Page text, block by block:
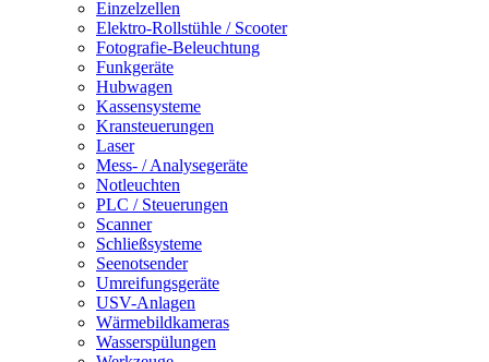
Einzelzellen
Elektro-Rollstühle / Scooter
Fotografie-Beleuchtung
Funkgeräte
Hubwagen
Kassensysteme
Kransteuerungen
Laser
Mess- / Analysegeräte
Notleuchten
PLC / Steuerungen
Scanner
Schließsysteme
Seenotsender
Umreifungsgeräte
USV-Anlagen
Wärmebildkameras
Wasserspülungen